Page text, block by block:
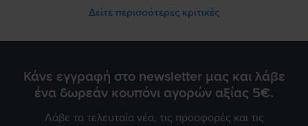
Δείτε περισσότερες κριτικές
Κάνε εγγραφή στο newsletter μας και λάβε
ένα δωρεάν κουπόνι αγορών αξίας 5€.
Λάβε τα τελευταία νέα, τις προσφορές και τις